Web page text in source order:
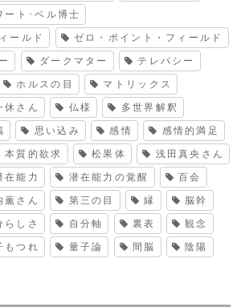
ート･ベル博士
ールド ゼロ・ポイント・フィールド
ダークマター テレパシー
ホルスの目 マトリックス
休さん 仏様 多世界解釈
思い込み 感情 感情的満足
本質的欲求 松果体 浅田真央さん
在能力 潜在能力の覚醒 百会
薫さん 第三の目 縁 脳幹
らしさ 自分軸 裏表 観念
もつれ 量子論 間脳 陰陽